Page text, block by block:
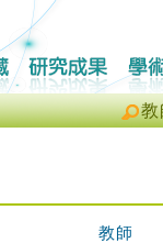
教
教師